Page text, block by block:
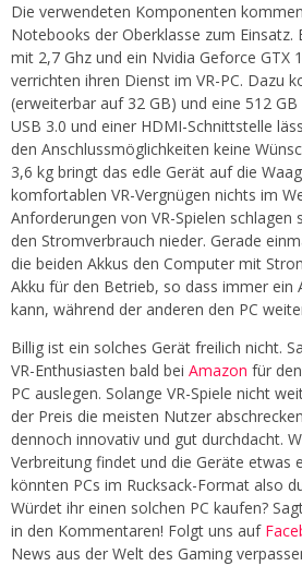
Die verwendeten Komponenten
Notebooks der Oberklasse zum Einsatz.
mit 2,7 Ghz und ein Nvidia Geforce GTX
verrichten ihren Dienst im VR-PC. Dazu
(erweiterbar auf 32 GB) und eine 512
USB 3.0 und einer HDMI-Schnittstelle
den Anschlussmöglichkeiten keine
3,6 kg bringt das edle Gerät auf die
komfortablen VR-Vergnügen nichts im
Anforderungen von VR-Spielen schlagen
den Stromverbrauch nieder. Gerade
die beiden Akkus den Computer mit
Akku für den Betrieb, so dass immer ein
kann, während der anderen den PC
Billig ist ein solches Gerät freilich nicht.
VR-Enthusiasten bald bei Amazon für
PC auslegen. Solange VR-Spiele nicht
der Preis die meisten Nutzer
dennoch innovativ und gut durchdacht.
Verbreitung findet und die Geräte etwas
könnten PCs im Rucksack-Format also
Würdet ihr einen solchen PC kaufen?
in den Kommentaren! Folgt uns auf
News aus der Welt des Gaming